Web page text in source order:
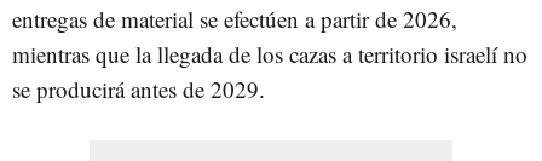
entregas de material se efectúen a partir de 2026,
mientras que la llegada de los cazas a territorio israelí no
se producirá antes de 2029.